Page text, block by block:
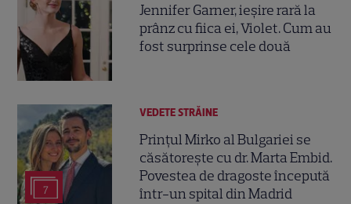
Jennifer Garner, ieșire rară la
prânz cu fiica ei, Violet. Cum au
fost surprinse cele două
7
VEDETE STRĂINE
Prințul Mirko al Bulgariei se
căsătorește cu dr. Marta Embid.
Povestea de dragoste începută
într-un spital din Madrid